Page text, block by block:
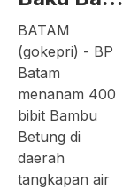
BATAM
(gokepri) - BP
Batam
menanam 400
bibit Bambu
Betung di
daerah
tangkapan air